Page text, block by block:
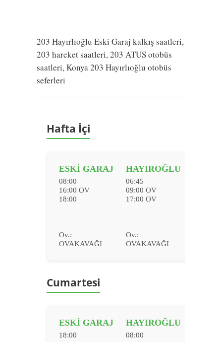
203 Hayırlıoğlu Eski Garaj kalkış saatleri,
203 hareket saatleri, 203 ATUS otobüs
saatleri, Konya 203 Hayırlıoğlu otobüs
seferleri
Hafta İçi
ESKİ GARAJ
08:00
16:00 OV
18:00
Ov.:
OVAKAVAĞI
HAYIROĞLU
06:45
09:00 OV
17:00 OV
Ov.:
OVAKAVAĞI
Cumartesi
ESKİ GARAJ
18:00
HAYIROĞLU
08:00